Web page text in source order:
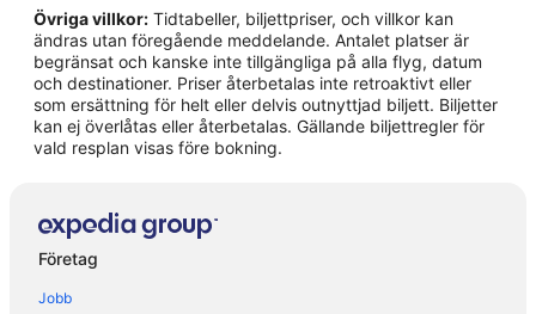
Hotell i San Dona di Piave
Hotell i Summaga
Hotell i Torre di Mosto
Hotell i Treviso
Hotell i närheten av Treviso
Övriga villkor: Tidtabeller, biljettpriser, och villkor kan
ändras utan föregående meddelande. Antalet platser är
begränsat och kanske inte tillgängliga på alla flyg, datum
och destinationer. Priser återbetalas inte retroaktivt eller
som ersättning för helt eller delvis outnyttjad biljett. Biljetter
kan ej överlåtas eller återbetalas. Gällande biljettregler för
vald resplan visas före bokning.
Företag
Jobb